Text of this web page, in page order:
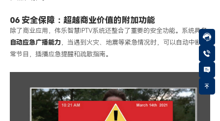
06 安全保障：超越商业价值的附加功能
除了商业应用，伟乐智慧 IPTV系统还整合了重要的安全功能。系统具备
自动应急广播能力 ，当遇到火灾、地震等紧急情况时，可以自动中断正
常节目，插播应急提醒和疏散指南。